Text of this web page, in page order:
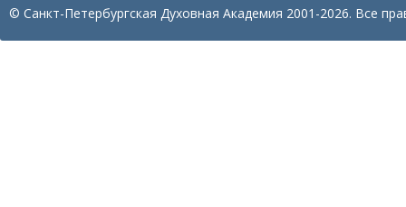
© Санкт-Петербургская Духовная Академия 2001-2026. Все